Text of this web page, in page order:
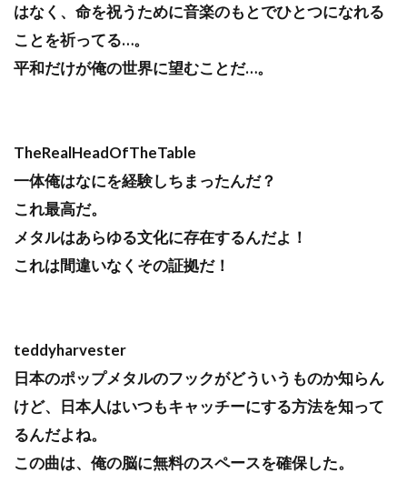
はなく、命を祝うために音楽のもとでひとつになれる
ことを祈ってる…。
平和だけが俺の世界に望むことだ…。
TheRealHeadOfTheTable
一体俺はなにを経験しちまったんだ？
これ最高だ。
メタルはあらゆる文化に存在するんだよ！
これは間違いなくその証拠だ！
teddyharvester
日本のポップメタルのフックがどういうものか知らん
けど、日本人はいつもキャッチーにする方法を知って
るんだよね。
この曲は、俺の脳に無料のスペースを確保した。